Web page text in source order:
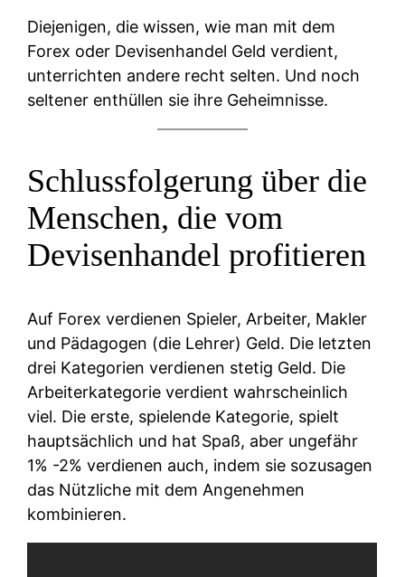
Diejenigen, die wissen, wie man mit dem
Forex oder Devisenhandel Geld verdient,
unterrichten andere recht selten. Und noch
seltener enthüllen sie ihre Geheimnisse.
Schlussfolgerung über die
Menschen, die vom
Devisenhandel profitieren
Auf Forex verdienen Spieler, Arbeiter, Makler
und Pädagogen (die Lehrer) Geld. Die letzten
drei Kategorien verdienen stetig Geld. Die
Arbeiterkategorie verdient wahrscheinlich
viel. Die erste, spielende Kategorie, spielt
hauptsächlich und hat Spaß, aber ungefähr
1% -2% verdienen auch, indem sie sozusagen
das Nützliche mit dem Angenehmen
kombinieren.